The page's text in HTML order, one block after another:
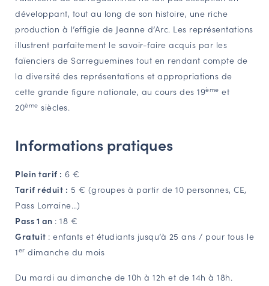
Service Inventaire et Patrimoines de la Région Grand Est
VOUS ÊTES…
Amateurs d’histoire et de patrimoine
Étudiants & chercheurs
développant, tout au long de son histoire, une riche
production à l’effigie de Jeanne d’Arc. Les représentations
illustrent parfaitement le savoir-faire acquis par les
faïenciers de Sarreguemines tout en rendant compte de
la diversité des représentations et appropriations de
cette grande figure nationale, au cours des 19ème et
20ème siècles.
Informations pratiques
Plein tarif : 6 €
Tarif réduit : 5 € (groupes à partir de 10 personnes, CE,
Pass Lorraine…)
Pass 1 an : 18 €
Gratuit : enfants et étudiants jusqu’à 25 ans / pour tous le
1er dimanche du mois
Du mardi au dimanche de 10h à 12h et de 14h à 18h.